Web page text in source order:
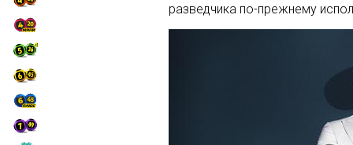
разведчика по-прежнему